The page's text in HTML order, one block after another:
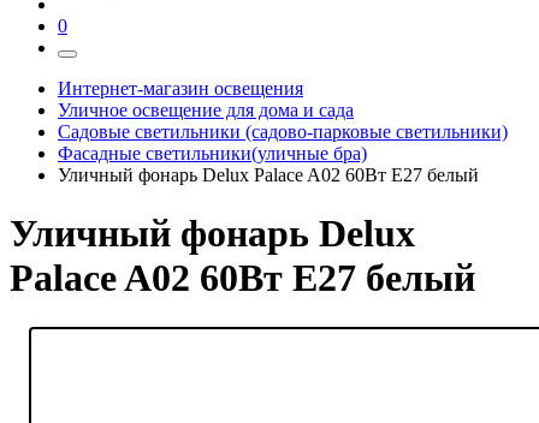
0
Интернет-магазин освещения
Уличное освещение для дома и сада
Садовые светильники (садово-парковые светильники)
Фасадные светильники(уличные бра)
Уличный фонарь Delux Palace A02 60Вт Е27 белый
Уличный фонарь Delux
Palace A02 60Вт Е27 белый